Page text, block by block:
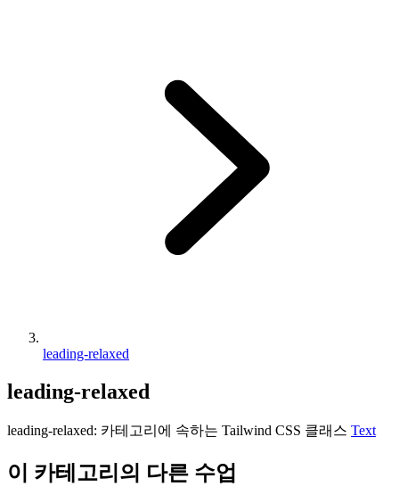
leading-relaxed
leading-relaxed
leading-relaxed: 카테고리에 속하는 Tailwind CSS 클래스 Text
이 카테고리의 다른 수업